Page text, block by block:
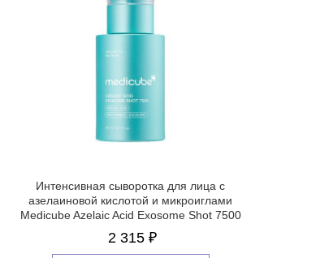
Интенсивная сыворотка для лица с
азелаиновой кислотой и микроиглами
Medicube Azelaic Acid Exosome Shot 7500
2 315 ₽